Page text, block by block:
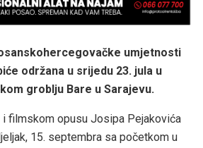
umjetnosti
održana u srijedu 23. jula u
groblju Bare u Sarajevu.
i filmskom opusu Josipa Pejakovića
15. septembra sa početkom u